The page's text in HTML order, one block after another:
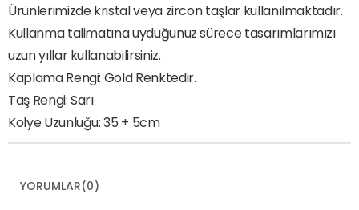
Ürünlerimizde kristal veya zircon taşlar kullanılmaktadır.
Kullanma talimatına uyduğunuz sürece tasarımlarımızı
uzun yıllar kullanabilirsiniz.
Kaplama Rengi: Gold Renktedir.
Taş Rengi: Sarı
Kolye Uzunluğu: 35 + 5cm
YORUMLAR(0)